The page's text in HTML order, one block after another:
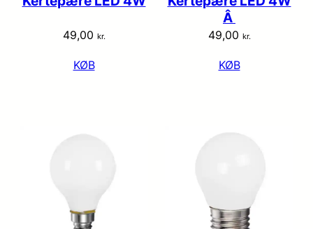
49,00 kr.
KØB
Â
49,00 kr.
KØB